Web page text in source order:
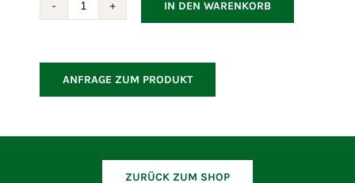
Ocean
Menge
IN DEN WARENKORB
ANFRAGE ZUM PRODUKT
ZURÜCK ZUM SHOP